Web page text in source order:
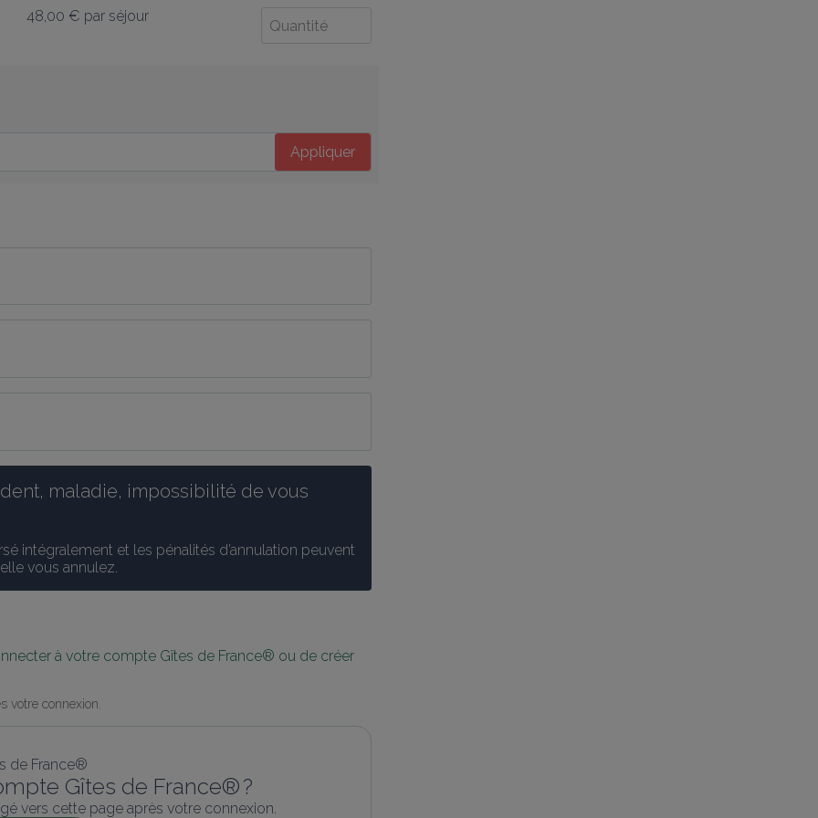
48,00 € par séjour
Appliquer
maladie, impossibilité de vous
intégralement et les pénalités d’annulation peuvent
vous annulez.
à votre compte Gîtes de France® ou de créer
votre connexion.
Gîtes de France® ?
vers cette page après votre connexion.